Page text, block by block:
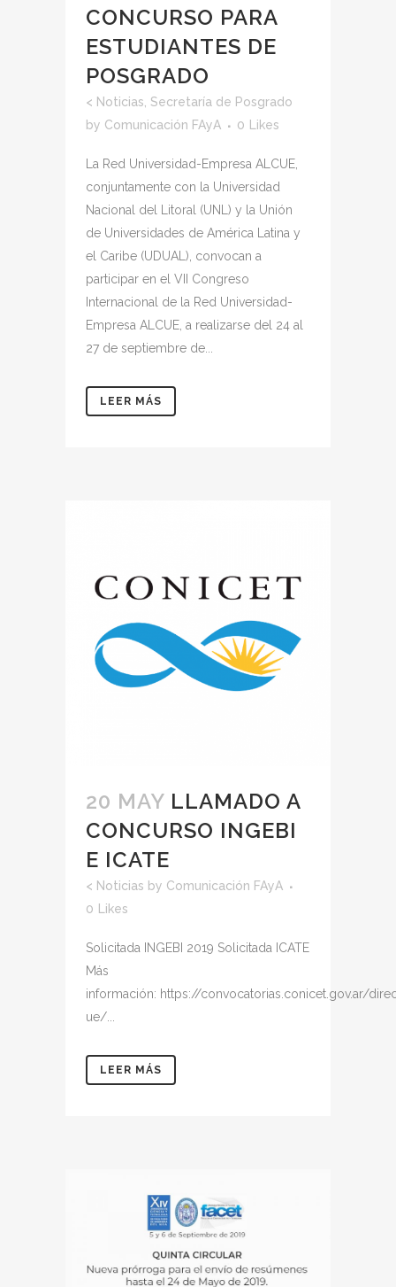
CONCURSO PARA
ESTUDIANTES DE
POSGRADO
< Noticias Secretaría de Posgrado
by Comunicación FAyA 0 Likes
La Red Universidad-Empresa ALCUE,
conjuntamente con la Universidad
Nacional del Litoral (UNL) y la Unión
de Universidades de América Latina y
el Caribe (UDUAL), convocan a
participar en el VII Congreso
Internacional de la Red Universidad-
Empresa ALCUE, a realizarse del 24 al
27 de septiembre de...
LEER MÁS
20 MAY LLAMADO A
CONCURSO INGEBI
E ICATE
< Noticias by Comunicación FAyA
0
Likes
Solicitada INGEBI 2019 Solicitada ICATE
Más
información: https://convocatorias.conicet.gov.ar/
ue/...
LEER MÁS